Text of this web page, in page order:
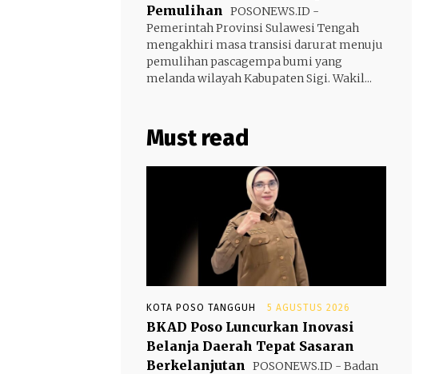
Pemulihan POSONEWS.ID -
Pemerintah Provinsi Sulawesi Tengah
mengakhiri masa transisi darurat menuju
pemulihan pascagempa bumi yang
melanda wilayah Kabupaten Sigi. Wakil...
Must read
KOTA POSO TANGGUH 5 AGUSTUS 2026
BKAD Poso Luncurkan Inovasi
Belanja Daerah Tepat Sasaran
Berkelanjutan POSONEWS.ID - Badan